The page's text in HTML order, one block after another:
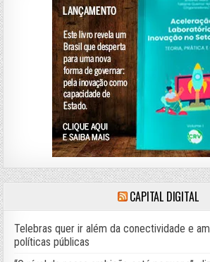
CAPITAL DIGITAL
Telebras quer ir além da conectividade e
políticas públicas